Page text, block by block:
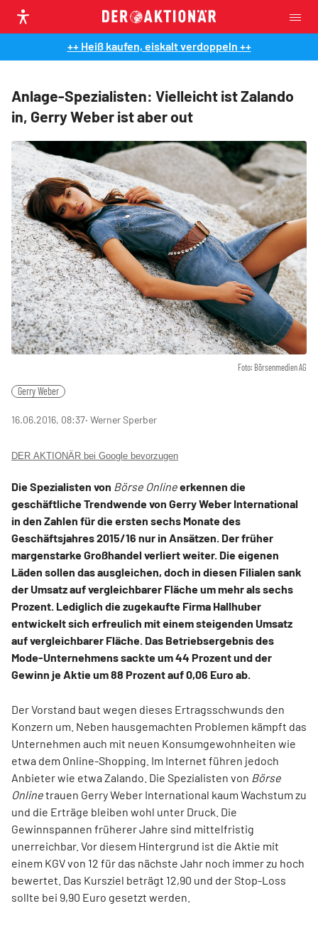
++ Heiß kaufen, eiskalt verdoppeln ++
Anlage-Spezialisten: Vielleicht ist Zalando
in, Gerry Weber ist aber out
Foto: Börsenmedien AG
Gerry Weber
16.06.2016, 08:37‧ Werner Sperber
DER AKTIONÄR bei Google bevorzugen
Die Spezialisten von Börse Onlineerkennen die
geschäftliche Trendwende von Gerry Weber International
in den Zahlen für die ersten sechs Monate des
Geschäftsjahres 2015/16 nur in Ansätzen. Der früher
margenstarke Großhandel verliert weiter. Die eigenen
Läden sollen das ausgleichen, doch in diesen Filialen sank
der Umsatz auf vergleichbarer Fläche um mehr als sechs
Prozent. Lediglich die zugekaufte Firma Hallhuber
entwickelt sich erfreulich mit einem steigenden Umsatz
auf vergleichbarer Fläche. Das Betriebsergebnis des
Mode-Unternehmens sackte um 44 Prozent und der
Gewinn je Aktie um 88 Prozent auf 0,06 Euro ab.
Der Vorstand baut wegen dieses Ertragsschwunds den
Konzern um. Neben hausgemachten Problemen kämpft das
Unternehmen auch mit neuen Konsumgewohnheiten wie
etwa dem Online-Shopping. Im Internet führen jedoch
Anbieter wie etwa Zalando. Die Spezialisten von Börse
Onlinetrauen Gerry Weber International kaum Wachstum zu
und die Erträge bleiben wohl unter Druck. Die
Gewinnspannen früherer Jahre sind mittelfristig
unerreichbar. Vor diesem Hintergrund ist die Aktie mit
einem KGV von 12 für das nächste Jahr noch immer zu hoch
bewertet. Das Kursziel beträgt 12,90 und der Stop-Loss
sollte bei 9,90 Euro gesetzt werden.